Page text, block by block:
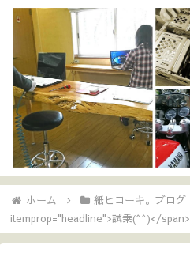
ホーム 紙ヒコーキ。ブログ
itemprop="headline">試乗(^^)</span>